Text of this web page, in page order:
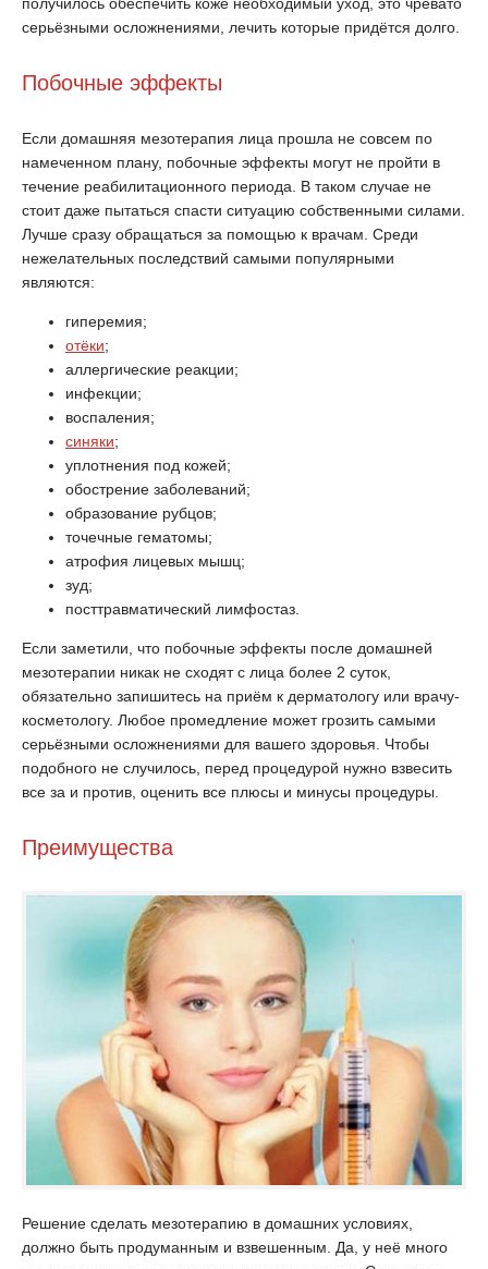
серьёзными осложнениями, лечить которые придётся долго.
Побочные эффекты
Если домашняя мезотерапия лица прошла не совсем по
намеченном плану, побочные эффекты могут не пройти в
течение реабилитационного периода. В таком случае не
стоит даже пытаться спасти ситуацию собственными силами.
Лучше сразу обращаться за помощью к врачам. Среди
нежелательных последствий самыми популярными
являются:
гиперемия;
отёки;
аллергические реакции;
инфекции;
воспаления;
синяки;
уплотнения под кожей;
обострение заболеваний;
образование рубцов;
точечные гематомы;
атрофия лицевых мышц;
зуд;
посттравматический лимфостаз.
Если заметили, что побочные эффекты после домашней
мезотерапии никак не сходят с лица более 2 суток,
обязательно запишитесь на приём к дерматологу или врачу-
косметологу. Любое промедление может грозить самыми
серьёзными осложнениями для вашего здоровья. Чтобы
подобного не случилось, перед процедурой нужно взвесить
все за и против, оценить все плюсы и минусы процедуры.
Преимущества
Решение сделать мезотерапию в домашних условиях,
должно быть продуманным и взвешенным. Да, у неё много